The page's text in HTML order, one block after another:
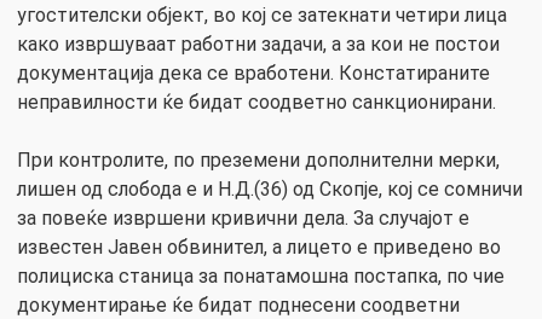
угостителски објект, во кој се затекнати четири лица
како извршуваат работни задачи, а за кои не постои
документација дека се вработени. Констатираните
неправилности ќе бидат соодветно санкционирани.
При контролите, по преземени дополнителни мерки,
лишен од слобода е и Н.Д.(36) од Скопје, кој се сомничи
за повеќе извршени кривични дела. За случајот е
известен Јавен обвинител, а лицето е приведено во
полициска станица за понатамошна постапка, по чие
документирање ќе бидат поднесени соодветни